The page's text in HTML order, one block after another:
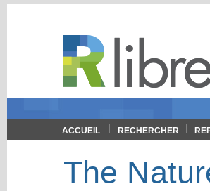
ACCUEIL RECHERCHER
The